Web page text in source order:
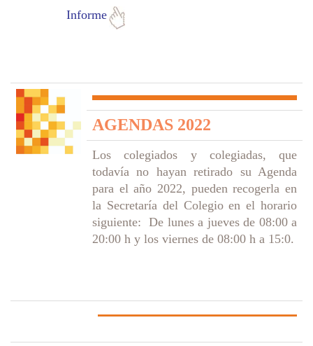
Informe
AGENDAS 2022
Los colegiados y colegiadas, que
todavía no hayan retirado su Agenda
para el año 2022, pueden recogerla en
la Secretaría del Colegio en el horario
siguiente: De lunes a jueves de 08:00 a
20:00 h y los viernes de 08:00 h a 15:0.